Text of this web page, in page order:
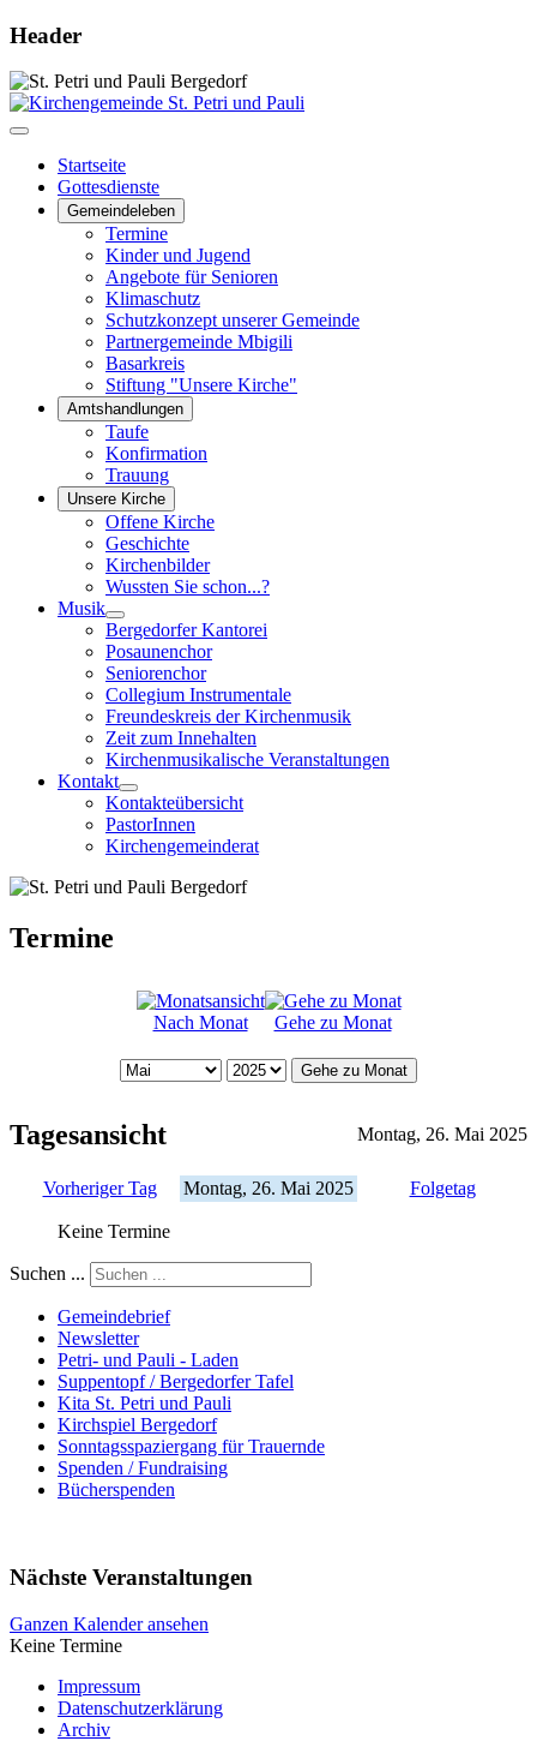
Header
Startseite
Gottesdienste
Gemeindeleben
Termine
Kinder und Jugend
Angebote für Senioren
Klimaschutz
Schutzkonzept unserer Gemeinde
Partnergemeinde Mbigili
Basarkreis
Stiftung "Unsere Kirche"
Amtshandlungen
Taufe
Konfirmation
Trauung
Unsere Kirche
Offene Kirche
Geschichte
Kirchenbilder
Wussten Sie schon...?
Musik
Bergedorfer Kantorei
Posaunenchor
Seniorenchor
Collegium Instrumentale
Freundeskreis der Kirchenmusik
Zeit zum Innehalten
Kirchenmusikalische Veranstaltungen
Kontakt
Kontakteübersicht
PastorInnen
Kirchengemeinderat
Termine
Nach Monat Gehe zu Monat
Gehe zu Monat
Tagesansicht Montag, 26. Mai 2025
Vorheriger Tag Montag, 26. Mai 2025 Folgetag
Keine Termine
Suchen ...
Gemeindebrief
Newsletter
Petri- und Pauli - Laden
Suppentopf / Bergedorfer Tafel
Kita St. Petri und Pauli
Kirchspiel Bergedorf
Sonntagsspaziergang für Trauernde
Spenden / Fundraising
Bücherspenden
Nächste Veranstaltungen
Ganzen Kalender ansehen
Keine Termine
Impressum
Datenschutzerklärung
Archiv